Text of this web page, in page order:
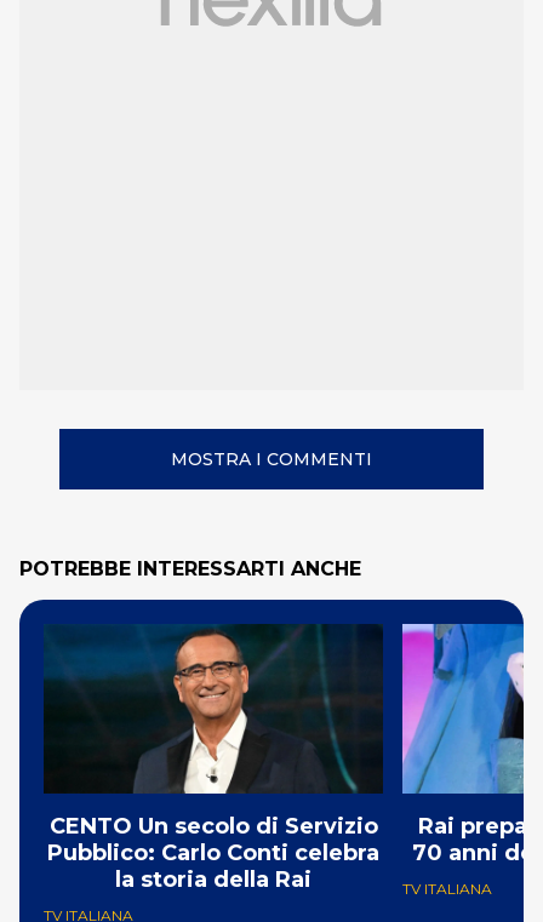
MOSTRA I COMMENTI
POTREBBE INTERESSARTI ANCHE
CENTO Un secolo di Servizio
Pubblico: Carlo Conti celebra
la storia della Rai
TV ITALIANA
Rai
70 anni
TV ITALIANA